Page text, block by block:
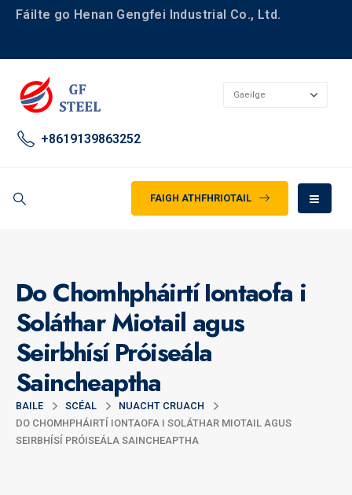
Fáilte go Henan Gengfei Industrial Co., Ltd.
+8619139863252
FAIGH ATHFHRIOTAIL
Do Chomhpháirtí Iontaofa i
Soláthar Miotail agus
Seirbhísí Próiseála
Saincheaptha
BAILE SCÉAL
NUACHT CRUACH
DO CHOMHPHÁIRTÍ IONTAOFA I SOLÁTHAR MIOTAIL AGUS
SEIRBHÍSÍ PRÓISEÁLA SAINCHEAPTHA